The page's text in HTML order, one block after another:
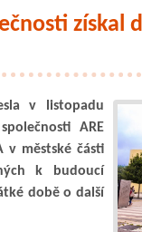
získal
v listopadu
ARE
v městské části
k budoucí
době o další